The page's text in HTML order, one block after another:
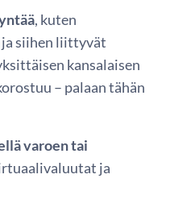
, kuten
ja siihen liittyvät
kansalaisen
– palaan tähän
varoen tai
ja